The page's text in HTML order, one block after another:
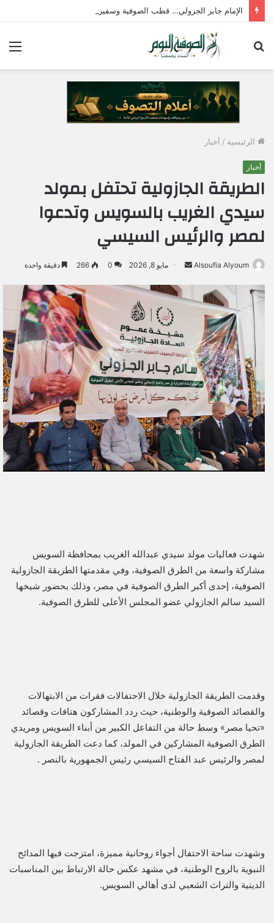
الإمام جابر الجزولي… قطب الصوفية وسفير الحب الإلهي في مصر
الرئيسية / أخبار
أخبار
الطريقة الجازولية تحتفل بمولد
سيدي الغريب بالسويس وتدعوا
لمصر والرئيس السيسي
Alsoufia Alyoum
س
ر
ي
د
ا
إ
ك
ت
ر
و
مايو 8, 2026 0
266 دقيقة واحدة
شهدت فعاليات مولد سيدي عبدالله الغريب بمحافظة السويس
مشاركة واسعة من الطرق الصوفية، وفي مقدمتها الطريقة الجازولية
الصوفية، إحدى أكبر الطرق الصوفية في مصر، وذلك بحضور شيخها
السيد سالم الجازولي عضو المجلس الأعلى للطرق الصوفية.
وقدمت الطريقة الجازولية خلال الاحتفالات فقرات من الابتهالات
والقصائد الصوفية والوطنية، حيث ردد المشاركون هتافات وقصائد
«تحيا مصر» وسط حالة من التفاعل الكبير من أبناء السويس ومريدي
الطرق الصوفية المشاركين في المولد، كما دعت الطريقة الجازولية
لمصر والرئيس عبد الفتاح السيسي رئيس الجمهورية بالنصر .
وشهدت ساحة الاحتفال أجواء روحانية مميزة، امتزجت فيها المدائح
النبوية بالروح الوطنية، في مشهد عكس حالة الارتباط بين المناسبات
الدينية والتراث الشعبي لدى أهالي السويس.